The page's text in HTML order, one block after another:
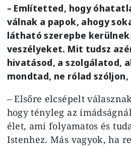
– Említetted, hogy
válnak a papok, ahogy
látható szerepbe
veszélyeket. Mit tudsz
hivatásod, a szolgálatod,
mondtad, ne rólad
– Elsőre elcsépelt
hogy tényleg az
élet, ami folyamatos és
Istenhez. Más vagyok, ha